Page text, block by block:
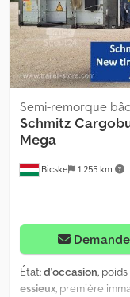
Bicske 1 255 km
Semi-remorque
Schmitz
Mega
État:d'occasion, poids
essieux, première